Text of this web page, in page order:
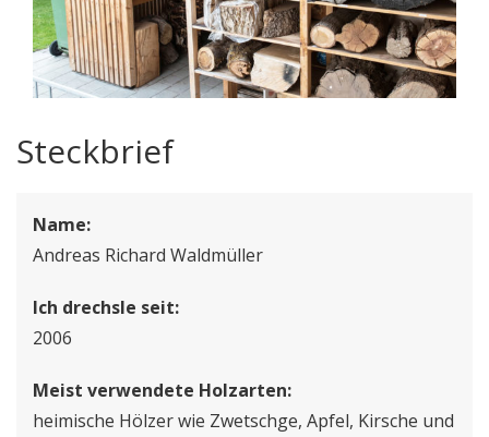
Steckbrief
Name:
Andreas Richard Waldmüller
Ich drechsle seit:
2006
Meist verwendete Holzarten:
heimische Hölzer wie Zwetschge, Apfel, Kirsche und